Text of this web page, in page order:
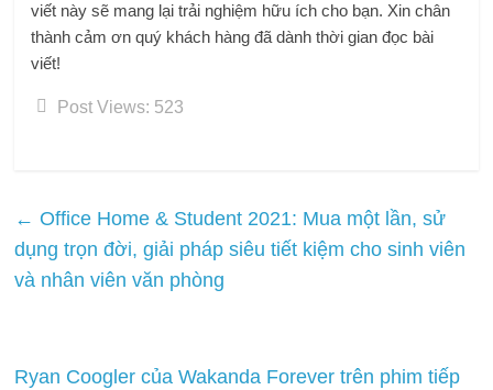
viết này sẽ mang lại trải nghiệm hữu ích cho bạn. Xin chân
thành cảm ơn quý khách hàng đã dành thời gian đọc bài
viết!
Post Views: 523
← Office Home & Student 2021: Mua một lần, sử
dụng trọn đời, giải pháp siêu tiết kiệm cho sinh viên
và nhân viên văn phòng
Ryan Coogler của Wakanda Forever trên phim tiếp